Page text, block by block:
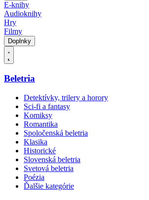
E-knihy
Audioknihy
Hry
Filmy
Doplnky
Beletria
Detektívky, trilery a horory
Sci-fi a fantasy
Komiksy
Romantika
Spoločenská beletria
Klasika
Historické
Slovenská beletria
Svetová beletria
Poézia
Ďalšie kategórie